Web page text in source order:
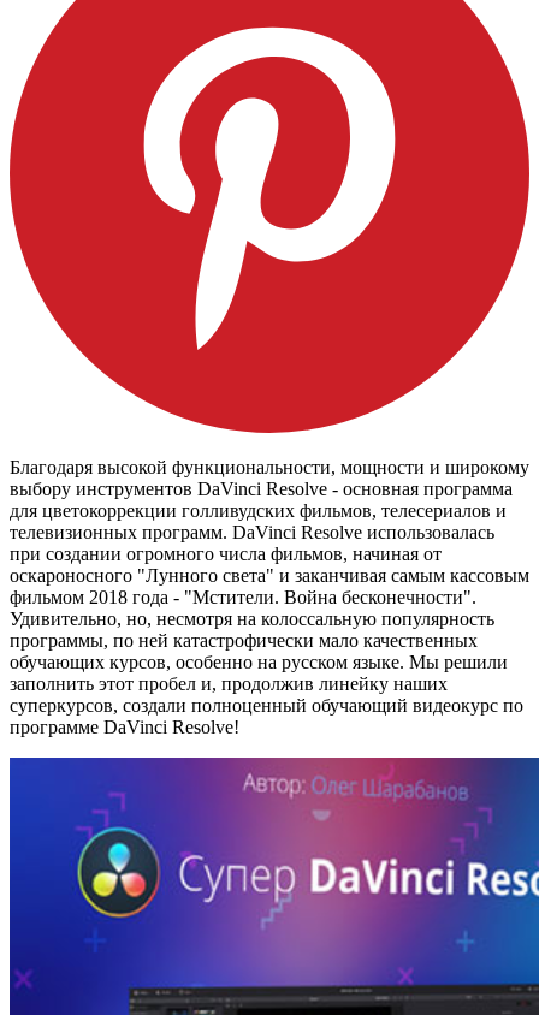
Благодаря высокой функциональности, мощности и широкому
выбору инструментов DaVinci Resolve - основная программа
для цветокоррекции голливудских фильмов, телесериалов и
телевизионных программ. DaVinci Resolve использовалась
при создании огромного числа фильмов, начиная от
оскароносного "Лунного света" и заканчивая самым кассовым
фильмом 2018 года - "Мстители. Война бесконечности".
Удивительно, но, несмотря на колоссальную популярность
программы, по ней катастрофически мало качественных
обучающих курсов, особенно на русском языке. Мы решили
заполнить этот пробел и, продолжив линейку наших
суперкурсов, создали полноценный обучающий видеокурс по
программе DaVinci Resolve!